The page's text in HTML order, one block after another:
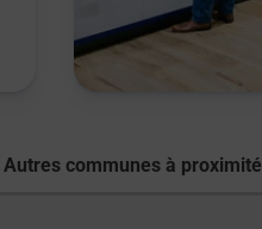
Autres communes à proximité